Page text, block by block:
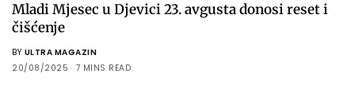
Mladi Mjesec u Djevici 23. avgusta donosi reset i
čišćenje
BY ULTRA MAGAZIN
20/08/2025
7 MINS READ